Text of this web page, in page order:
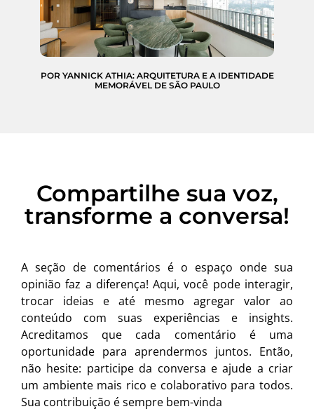
POR YANNICK ATHIA: ARQUITETURA E A IDENTIDADE
MEMORÁVEL DE SÃO PAULO
Compartilhe sua voz,
transforme a conversa!
A seção de comentários é o espaço onde sua
opinião faz a diferença! Aqui, você pode interagir,
trocar ideias e até mesmo agregar valor ao
conteúdo com suas experiências e insights.
Acreditamos que cada comentário é uma
oportunidade para aprendermos juntos. Então,
não hesite: participe da conversa e ajude a criar
um ambiente mais rico e colaborativo para todos.
Sua contribuição é sempre bem-vinda